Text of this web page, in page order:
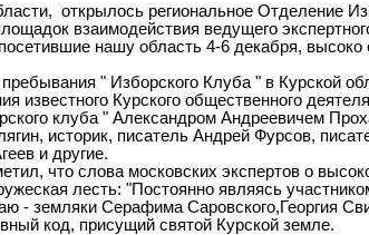
открылось региональное Отделение
взаимодействия ведущего
нашу область 4-6 декабря,
пребывания " Изборского Клуба " в Курской
известного Курского общественного
клуба " Александром Андреевичем
историк, писатель Андрей Фурсов,
и другие.
что слова московских экспертов о
лесть: "Постоянно являясь
- земляки Серафима Саровского,Георгия
код, присущий святой Курской земле.